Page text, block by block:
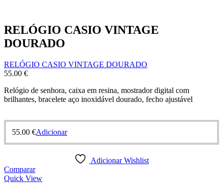
RELÓGIO CASIO VINTAGE
DOURADO
RELÓGIO CASIO VINTAGE DOURADO
55.00 €
Relógio de senhora, caixa em resina, mostrador digital com
brilhantes, bracelete aço inoxidável dourado, fecho ajustável
55.00 €Adicionar
Adicionar Wishlist
Comparar
Quick View